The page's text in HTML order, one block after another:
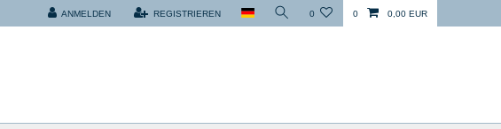
ANMELDEN REGISTRIEREN 0 0 0,00 EUR